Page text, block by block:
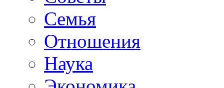
Семья
Отношения
Наука